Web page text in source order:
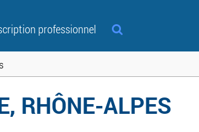
professionnel
RHÔNE-ALPES